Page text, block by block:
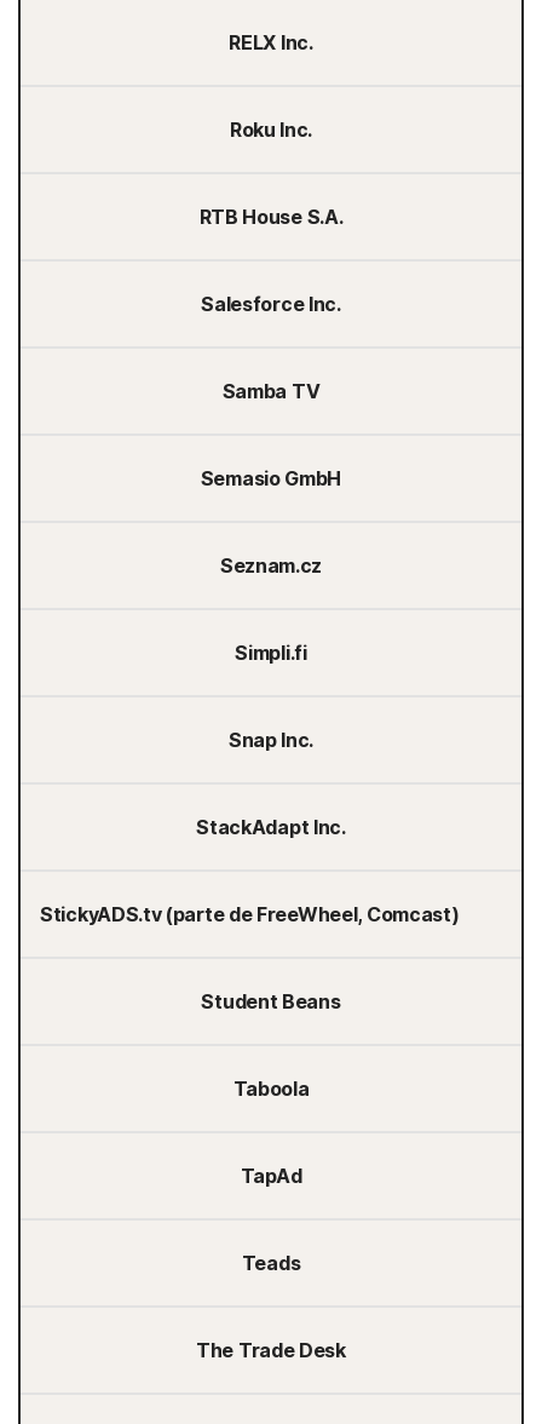
RELX Inc.
Roku Inc.
RTB House S.A.
Salesforce Inc.
Samba TV
Semasio GmbH
Seznam.cz
Simpli.fi
Snap Inc.
StackAdapt Inc.
StickyADS.tv (parte de FreeWheel, Comcast)
Student Beans
Taboola
TapAd
Teads
The Trade Desk